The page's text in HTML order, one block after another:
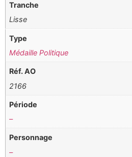
Tranche
Lisse
Type
Médaille Politique
Réf. AO
2166
Période
–
Personnage
–